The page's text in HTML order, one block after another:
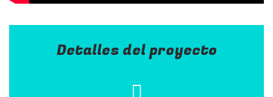
Detalles del proyecto